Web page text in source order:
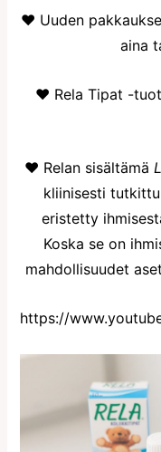
♥ Uuden
aina
♥ Rela Tipat -
♥ Relan sisältämä
kliinisesti
eristetty
Koska se on
mahdollisuudet
https://